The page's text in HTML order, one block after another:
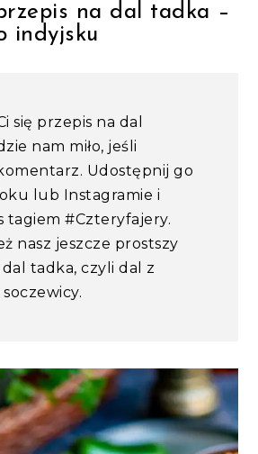
na dal tadka –
indyjsku
się przepis na dal
nam miło, jeśli
Udostępnij go
lub Instagramie i
tagiem #Czteryfajery.
nasz jeszcze prostszy
tadka, czyli dal z